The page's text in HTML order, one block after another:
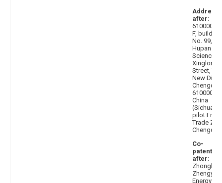
Address
after:
610000
F,
No. 99,
Hupan
Science
Xinglong
Street,
New
Chengdu
610000,
China
(Sichuan)
pilot Free
Trade
Chengdu
Co-
patentee
after:
Zhengyi
Energy